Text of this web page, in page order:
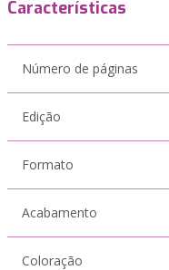
Características
Número de páginas
Edição
Formato
Acabamento
Coloração